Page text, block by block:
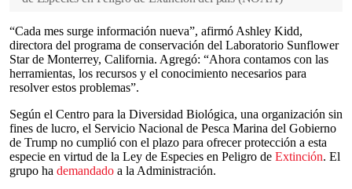
“Cada mes surge información nueva”, afirmó Ashley Kidd,
directora del programa de conservación del Laboratorio Sunflower
Star de Monterrey, California. Agregó: “Ahora contamos con las
herramientas, los recursos y el conocimiento necesarios para
resolver estos problemas”.
Según el Centro para la Diversidad Biológica, una organización sin
fines de lucro, el Servicio Nacional de Pesca Marina del Gobierno
de Trump no cumplió con el plazo para ofrecer protección a esta
especie en virtud de la Ley de Especies en Peligro de Extinción. El
grupo ha demandado a la Administración.